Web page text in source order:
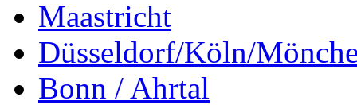
Maastricht
Düsseldorf/Köln/
Bonn / Ahrtal